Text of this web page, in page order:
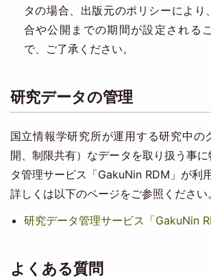
タの場合、出版元のポリシーにより
合や公開までの期間が設定される
で、ご了承ください。
研究データの管理
国⽴情報学研究所が運用する研究中の
開、制限共有）なデータを取り扱う事
タ管理サービス「GakuNin RDM」が利
詳しくは以下のページをご参照ください。
研究データ管理サービス「GakuNin
よくある質問